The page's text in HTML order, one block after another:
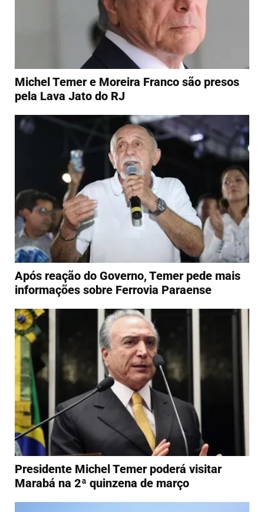
Michel Temer e Moreira Franco são presos
pela Lava Jato do RJ
Após reação do Governo, Temer pede mais
informações sobre Ferrovia Paraense
Presidente Michel Temer poderá visitar
Marabá na 2ª quinzena de março